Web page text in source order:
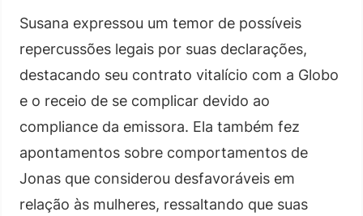
Susana expressou um temor de possíveis
repercussões legais por suas declarações,
destacando seu contrato vitalício com a Globo
e o receio de se complicar devido ao
compliance da emissora. Ela também fez
apontamentos sobre comportamentos de
Jonas que considerou desfavoráveis em
relação às mulheres, ressaltando que suas